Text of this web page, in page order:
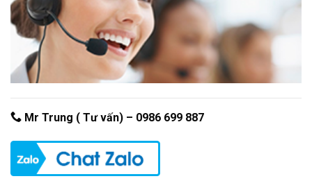
Mr Trung ( Tư vấn) – 0986 699 887